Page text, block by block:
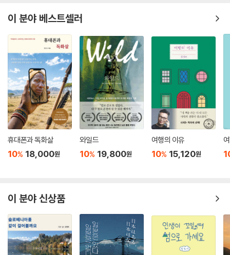
이 분야 베스트셀러
휴대폰과 독화살
10% 18,000원
와일드
10% 19,800원
여행의 이유
10% 15,120원
이 분야 신상품